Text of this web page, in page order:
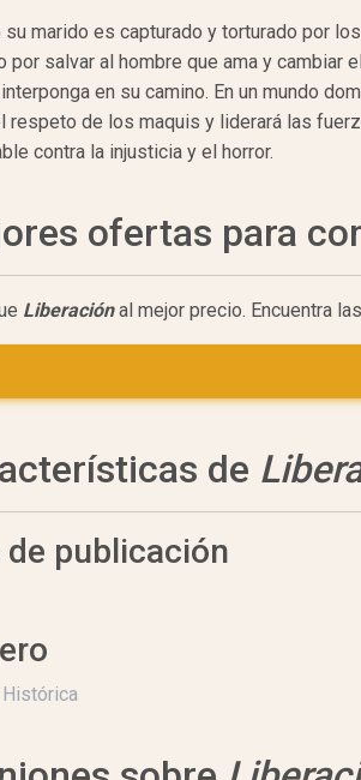
su marido es capturado y torturado por
por salvar al hombre que ama y cambiar
en su camino. En un mundo
respeto de los maquis y liderará las
contra la injusticia y el horror.
ofertas para
Liberaciónal mejor precio. Encuentra
de
de publicación
Histórica